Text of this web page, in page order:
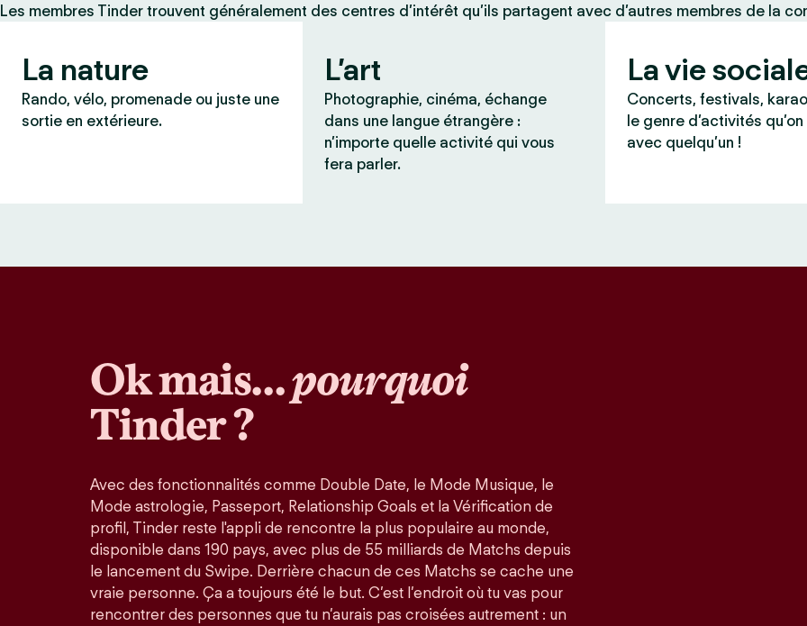
Les membres Tinder trouvent généralement des centres d’intérêt qu’ils partagent avec d’autres membres de la
La nature
Rando, vélo, promenade ou juste une
sortie en extérieure.
L’art
Photographie, cinéma, échange
dans une langue étrangère :
n’importe quelle activité qui vous
fera parler.
La vie
Concerts, festivals,
le genre d’activités
avec quelqu’un !
Ok mais…pourquoi
Tinder ?
Avec des fonctionnalités comme Double Date, le Mode Musique, le
Mode astrologie, Passeport, Relationship Goals et la Vérification de
profil, Tinder reste l'appli de rencontre la plus populaire au monde,
disponible dans 190 pays, avec plus de 55 milliards de Matchs depuis
le lancement du Swipe. Derrière chacun de ces Matchs se cache une
vraie personne. Ça a toujours été le but. C’est l’endroit où tu vas pour
rencontrer des personnes que tu n’aurais pas croisées autrement : un